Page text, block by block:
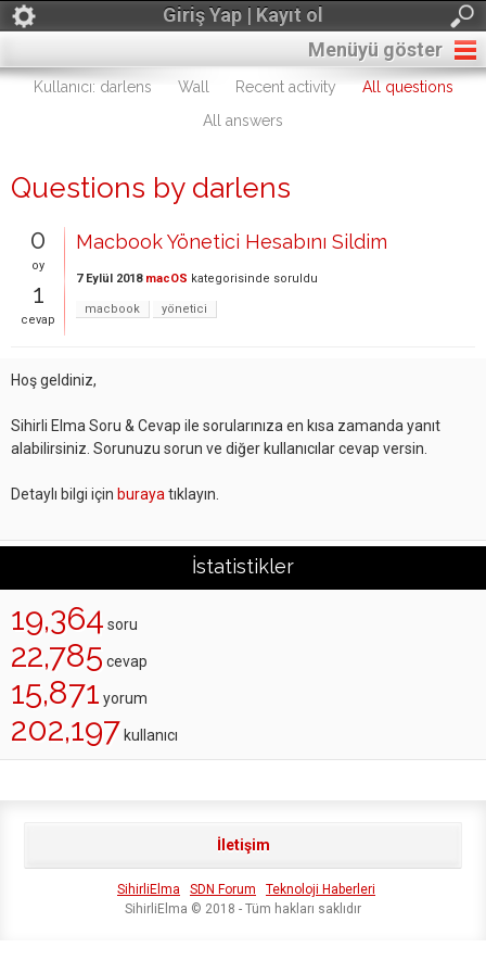
Giriş Yap | Kayıt ol
Menüyü göster
Kullanıcı: darlens Wall Recent activity
All questions
All answers
Questions by darlens
0
oy
1
cevap
Macbook Yönetici Hesabını Sildim
7 Eylül 2018 macOS kategorisinde soruldu
macbook yönetici
Hoş geldiniz,
Sihirli Elma Soru & Cevap ile sorularınıza en kısa zamanda yanıt
alabilirsiniz. Sorunuzu sorun ve diğer kullanıcılar cevap versin.
Detaylı bilgi için buraya tıklayın.
İstatistikler
19,364 soru
22,785 cevap
15,871 yorum
202,197 kullanıcı
İletişim
SihirliElma SDN Forum
Teknoloji Haberleri
SihirliElma © 2018 - Tüm hakları saklıdır